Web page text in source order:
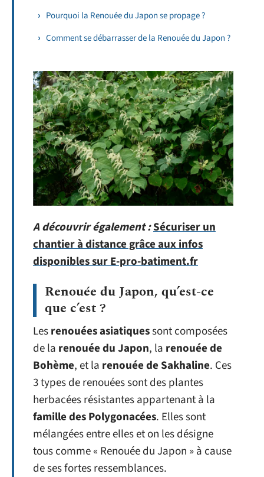
Pourquoi la Renouée du Japon se propage ?
Comment se débarrasser de la Renouée du Japon ?
A découvrir également :Sécuriser un
chantier à distance grâce aux infos
disponibles sur E-pro-batiment.fr
Renouée du Japon, qu’est-ce
que c’est ?
Lesrenouées asiatiquessont composées
de la renouée du Japon, la renouée de
Bohème, et la renouée de Sakhaline. Ces
3 types de renouées sont des plantes
herbacées résistantes appartenant à la
famille des Polygonacées. Elles sont
mélangées entre elles et on les désigne
tous comme « Renouée du Japon » à cause
de ses fortes ressemblances.